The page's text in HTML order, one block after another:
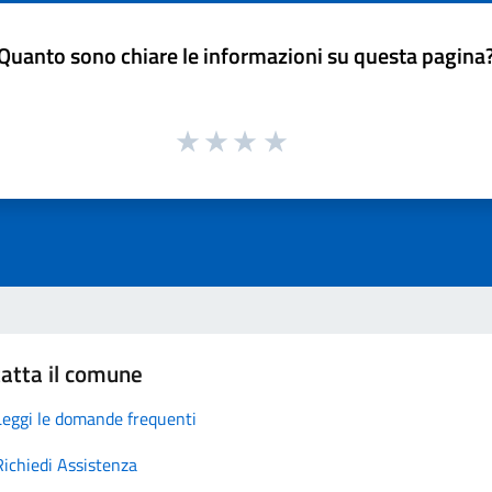
sono chiare le informazioni su questa
il comune
le domande frequenti
Assistenza